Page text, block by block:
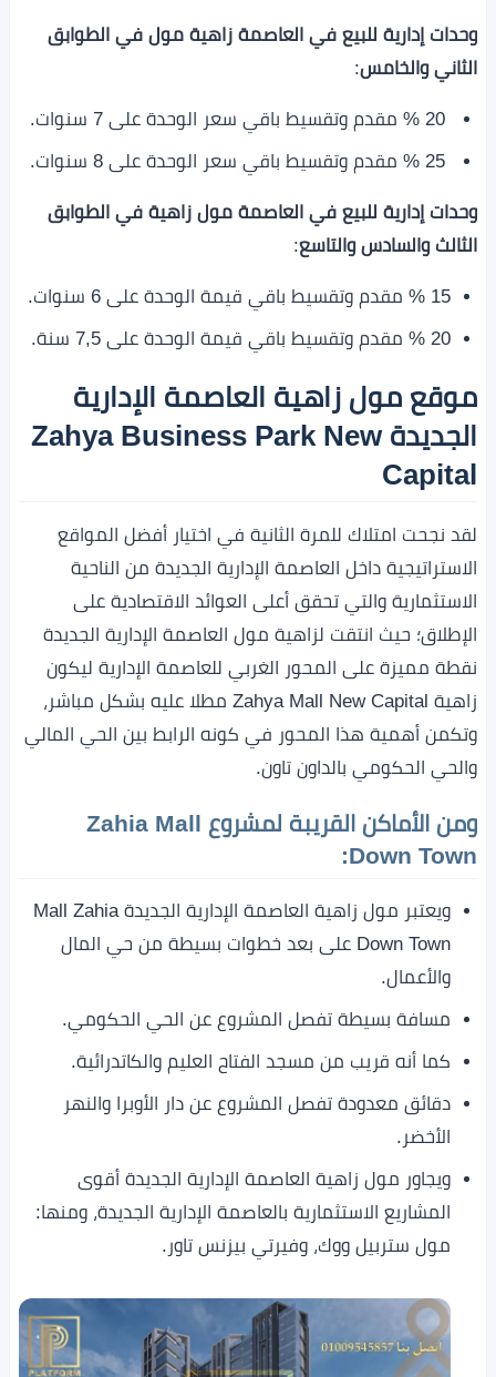
وحدات إدارية للبيع في العاصمة زاهية مول في الطوابق
الثاني والخامس:
وحدات إدارية للبيع في العاصمة مول زاهية في الطوابق
الثالث والسادس والتاسع:
15 % مقدم وتقسيط باقي قيمة الوحدة على 6 سنوات.
20 % مقدم وتقسيط باقي قيمة الوحدة على 7,5 سنة.
موقع مول زاهية العاصمة الإدارية
الجديدة Zahya Business Park New
Capital
لقد نجحت امتلاك للمرة الثانية في اختيار أفضل المواقع
الاستراتيجية داخل العاصمة الإدارية الجديدة من الناحية
الاستثمارية والتي تحقق أعلى العوائد الاقتصادية على
الإطلاق؛ حيث انتقت لزاهية مول العاصمة الإدارية الجديدة
نقطة مميزة على المحور الغربي للعاصمة الإدارية ليكون
زاهية Zahya Mall New Capital مطلا عليه بشكل مباشر،
وتكمن أهمية هذا المحور في كونه الرابط بين الحي المالي
والحي الحكومي بالداون تاون.
ومن الأماكن القريبة لمشروع Zahia Mall
Down Town:
ويعتبر مول زاهية العاصمة الإدارية الجديدة Mall Zahia
Down Town على بعد خطوات بسيطة من حي المال
والأعمال.
مسافة بسيطة تفصل المشروع عن الحي الحكومي.
كما أنه قريب من مسجد الفتاح العليم والكاتدرائية.
دقائق معدودة تفصل المشروع عن دار الأوبرا والنهر
الأخضر.
ويجاور مول زاهية العاصمة الإدارية الجديدة أقوى
المشاريع الاستثمارية بالعاصمة الإدارية الجديدة، ومنها:
مول ستربيل ووك، وفيرتي بيزنس تاور.